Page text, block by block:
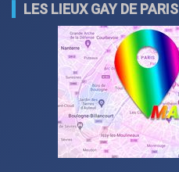
LES LIEUX GAY DE PARIS